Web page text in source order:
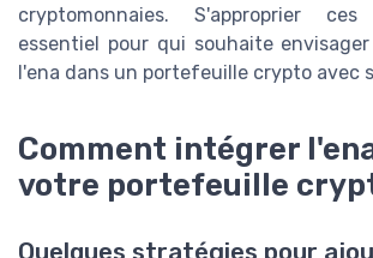
cryptomonnaies. S'approprier
essentiel pour qui souhaite
l'ena dans un portefeuille crypto avec
Comment intégrer
votre portefeuille
Quelques stratégies pour